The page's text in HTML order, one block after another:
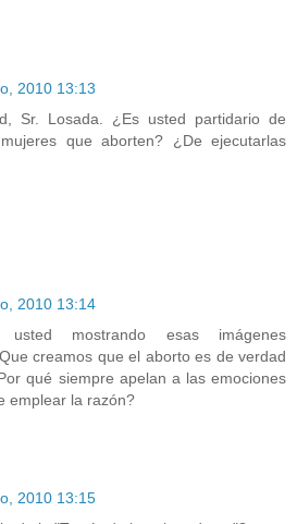
2010 13:13
Sr. Losada. ¿Es usted partidario de
que aborten? ¿De ejecutarlas
2010 13:14
usted mostrando esas imágenes
creamos que el aborto es de verdad
qué siempre apelan a las emociones
emplear la razón?
2010 13:15